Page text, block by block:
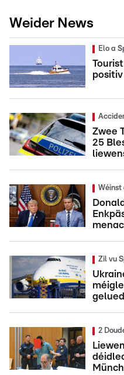
Weider News
Elo a
Zwee
25
Zil vu
2